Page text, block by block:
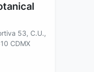
53, C.U.,
CDMX